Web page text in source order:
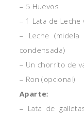
– 5 Huevos
– 1 Lata de Leche
– Leche
condensada)
– Un chorrito de
– Ron (opcional)
Aparte:
– Lata de